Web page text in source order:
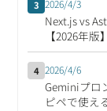
3 2026/4/3
Next.js vs
【2026年版】
4 2026/4/6
Geminiプロ
ピペで使え